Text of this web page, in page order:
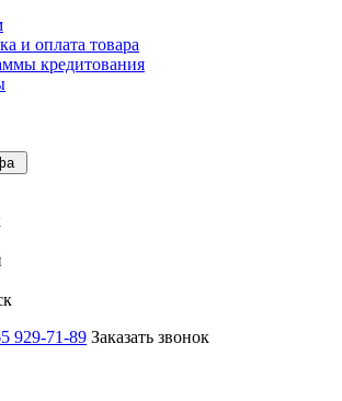
и оплата товара
кредитования
929-71-89 Заказать звонок